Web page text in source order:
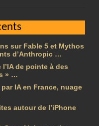
sur Fable 5 et Mythos
d’Anthropic …
de pointe à des
» …
IA en France, nuage
autour de l’iPhone